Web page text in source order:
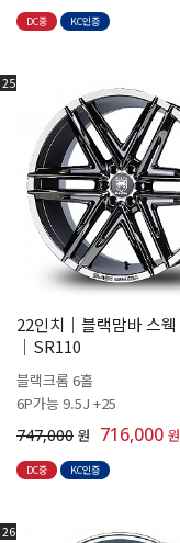
DC중 KC인증
25
22인치│블랙맘바 스웩
│SR110
블랙크롬 6홀
6P가능 9.5J +25
747,000 원 716,000 원
DC중 KC인증
26